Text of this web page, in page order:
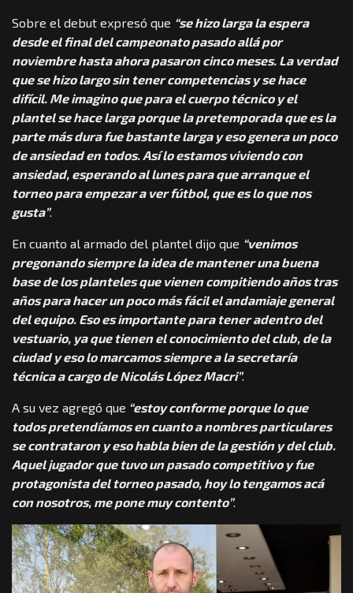
Sobre el debut expresó que “se hizo larga la espera
desde el final del campeonato pasado allá por
noviembre hasta ahora pasaron cinco meses. La verdad
que se hizo largo sin tener competencias y se hace
difícil. Me imagino que para el cuerpo técnico y el
plantel se hace larga porque la pretemporada que es la
parte más dura fue bastante larga y eso genera un poco
de ansiedad en todos. Así lo estamos viviendo con
ansiedad, esperando al lunes para que arranque el
torneo para empezar a ver fútbol, que es lo que nos
gusta”.
En cuanto al armado del plantel dijo que “venimos
pregonando siempre la idea de mantener una buena
base de los planteles que vienen compitiendo años tras
años para hacer un poco más fácil el andamiaje general
del equipo. Eso es importante para tener adentro del
vestuario, ya que tienen el conocimiento del club, de la
ciudad y eso lo marcamos siempre a la secretaría
técnica a cargo de Nicolás López Macri”.
A su vez agregó que “estoy conforme porque lo que
todos pretendíamos en cuanto a nombres particulares
se contrataron y eso habla bien de la gestión y del club.
Aquel jugador que tuvo un pasado competitivo y fue
protagonista del torneo pasado, hoy lo tengamos acá
con nosotros, me pone muy contento”.